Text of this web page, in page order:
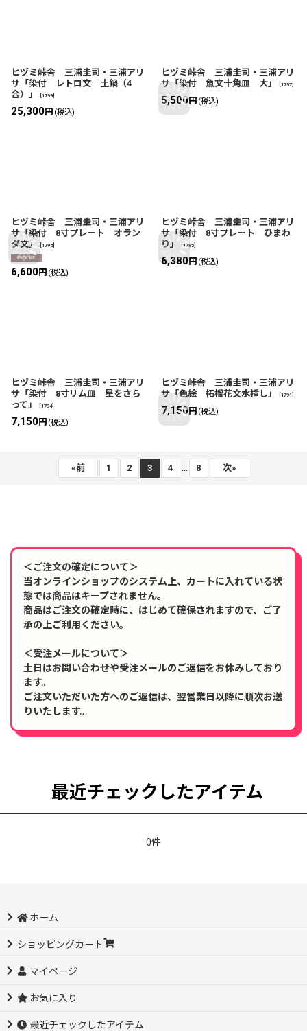
ヒヅミ峠舎 三浦圭司・三浦アリ
サ「染付 レトロ文 土鍋（4
合）」
[1799]
25,300円 (税込)
ヒヅミ峠舎 三浦圭司・三浦アリ
サ「染付 魚文十角皿 大」
[1797]
5,500円 (税込)
ヒヅミ峠舎 三浦圭司・三浦アリ
サ「染付 8寸プレート オラン
ダ文」
1796]
6,600円 (税込)
ヒヅミ峠舎 三浦圭司・三浦アリ
サ「染付 8寸プレート ひまわ
り」
[1795
6,380円 (税込)
ヒヅミ峠舎 三浦圭司・三浦アリ
サ「染付 8寸リム皿 星をさら
って」
1794]
7,150円 (税込)
ヒヅミ峠舎 三浦圭司・三浦アリ
サ「色絵 柘榴花文水挿し」
1791
7,150円 (税込)
«前 1 2 3 4 8 次»
＜ご注文の確定について＞
当オンラインショップのシステム上、カートに入れている状
態では商品はキープされません。
商品はご注文の確定時に、はじめて確保されますので、ご了
承の上ご利用ください。
＜受注メールについて＞
土日はお問い合わせや受注メールのご返信をお休みしており
ます。
ご注文いただいた方へのご返信は、翌営業日以降に順次お送
りいたします。
最近チェックしたアイテム
0件
ホーム
ショッピングカート
マイページ
お気に入り
最近チェックしたアイテム